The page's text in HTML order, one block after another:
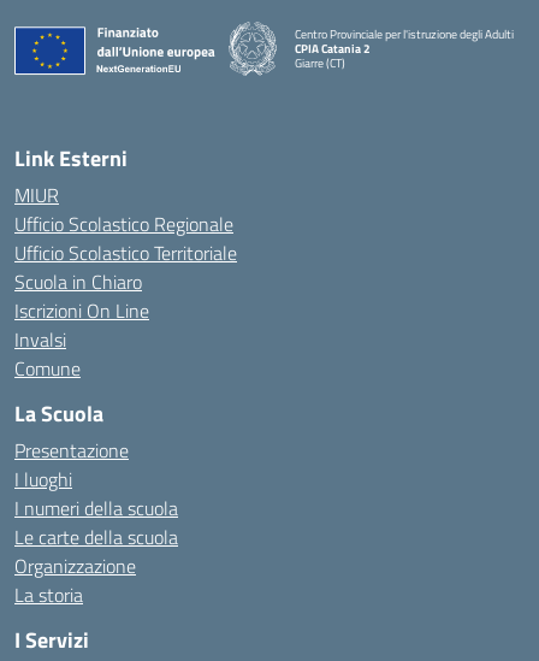
Centro Provinciale per l'istruzione degli Adulti
CPIA Catania 2
Giarre (CT)
Link Esterni
MIUR
Ufficio Scolastico Regionale
Ufficio Scolastico Territoriale
Scuola in Chiaro
Iscrizioni On Line
Invalsi
Comune
La Scuola
Presentazione
I luoghi
I numeri della scuola
Le carte della scuola
Organizzazione
La storia
I Servizi